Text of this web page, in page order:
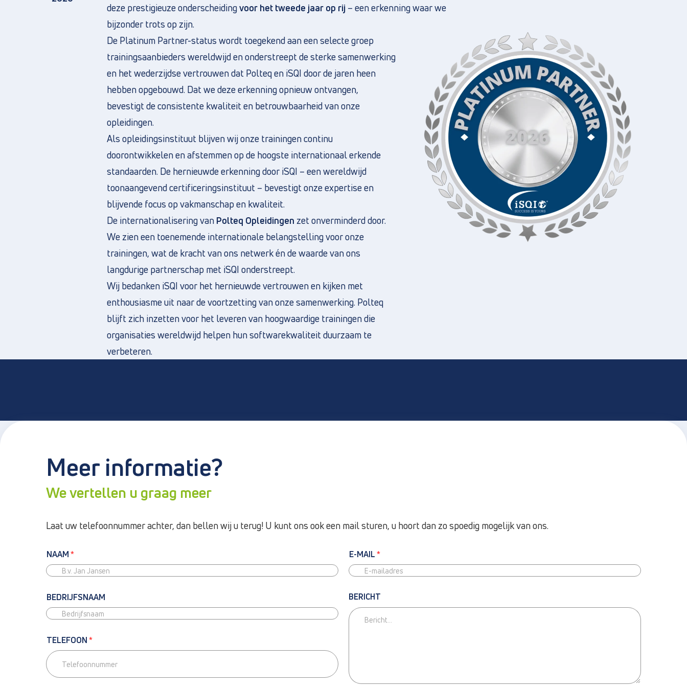
deze prestigieuze onderscheidingvoor het tweede jaar op rij – een erkenning waar we
bijzonder trots op zijn.
De Platinum Partner-status wordt toegekend aan een selecte groep
trainingsaanbieders wereldwijd en onderstreept de sterke samenwerking
en het wederzijdse vertrouwen dat Polteq en iSQI door de jaren heen
hebben opgebouwd. Dat we deze erkenning opnieuw ontvangen,
bevestigt de consistente kwaliteit en betrouwbaarheid van onze
opleidingen.
Als opleidingsinstituut blijven wij onze trainingen continu
doorontwikkelen en afstemmen op de hoogste internationaal erkende
standaarden. De hernieuwde erkenning door iSQI – een wereldwijd
toonaangevend certificeringsinstituut – bevestigt onze expertise en
blijvende focus op vakmanschap en kwaliteit.
De internationalisering van Polteq Opleidingen zet onverminderd door.
We zien een toenemende internationale belangstelling voor onze
trainingen, wat de kracht van ons netwerk én de waarde van ons
langdurige partnerschap met iSQI onderstreept.
Wij bedanken iSQI voor het hernieuwde vertrouwen en kijken met
enthousiasme uit naar de voortzetting van onze samenwerking. Polteq
blijft zich inzetten voor het leveren van hoogwaardige trainingen die
organisaties wereldwijd helpen hun softwarekwaliteit duurzaam te
verbeteren.
Meer informatie?
We vertellen u graag meer
Laat uw telefoonnummer achter, dan bellen wij u terug! U kunt ons ook een mail sturen, u hoort dan zo spoedig mogelijk van ons.
NAAM*
BEDRIJFSNAAM
TELEFOON*
T
E-MAIL*
BERICHT